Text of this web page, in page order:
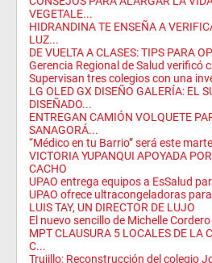
VEGETALE...
HIDRANDINA TE ENSEÑA A
LUZ...
DE VUELTA A CLASES: TIPS PARA
Gerencia Regional de Salud verificó
Supervisan tres colegios con una
LG OLED GX DISEÑO GALERÍA: EL
DISEÑADO...
ENTREGAN CAMIÓN VOLQUETE
SANAGORÁ...
“Médico en tu Barrio” será este
VICTORIA YUPANQUI APOYADA
CACHO
UPAO entrega equipos a EsSalud
UPAO ofrece ultracongeladoras
LUIS TAY, UN DIRECTOR DE LUJO
El nuevo sencillo de Michelle
MPT CLAUSURA 5 LOCALES DE LA
C...
Trujillo: Reconstrucción del colegio